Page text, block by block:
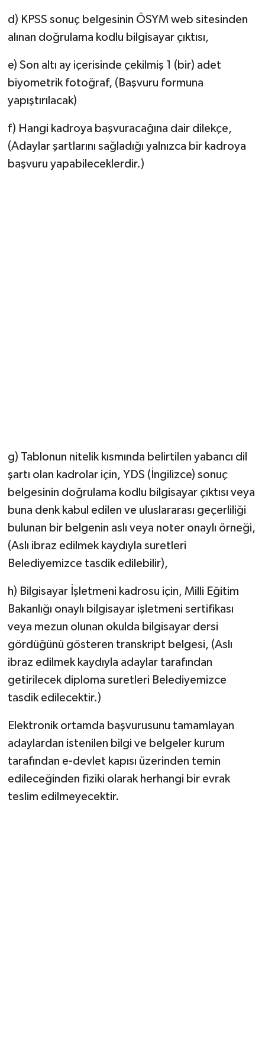
d) KPSS sonuç belgesinin ÖSYM web sitesinden
alınan doğrulama kodlu bilgisayar çıktısı,
e) Son altı ay içerisinde çekilmiş 1 (bir) adet
biyometrik fotoğraf, (Başvuru formuna
yapıştırılacak)
f) Hangi kadroya başvuracağına dair dilekçe,
(Adaylar şartlarını sağladığı yalnızca bir kadroya
başvuru yapabileceklerdir.)
g) Tablonun nitelik kısmında belirtilen yabancı dil
şartı olan kadrolar için, YDS (İngilizce) sonuç
belgesinin doğrulama kodlu bilgisayar çıktısı veya
buna denk kabul edilen ve uluslararası geçerliliği
bulunan bir belgenin aslı veya noter onaylı örneği,
(Aslı ibraz edilmek kaydıyla suretleri
Belediyemizce tasdik edilebilir),
h) Bilgisayar İşletmeni kadrosu için, Milli Eğitim
Bakanlığı onaylı bilgisayar işletmeni sertifikası
veya mezun olunan okulda bilgisayar dersi
gördüğünü gösteren transkript belgesi, (Aslı
ibraz edilmek kaydıyla adaylar tarafından
getirilecek diploma suretleri Belediyemizce
tasdik edilecektir.)
Elektronik ortamda başvurusunu tamamlayan
adaylardan istenilen bilgi ve belgeler kurum
tarafından e-devlet kapısı üzerinden temin
edileceğinden fiziki olarak herhangi bir evrak
teslim edilmeyecektir.